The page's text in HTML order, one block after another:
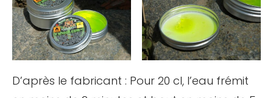
D’après le fabricant : Pour 20 cl, l’eau frémit